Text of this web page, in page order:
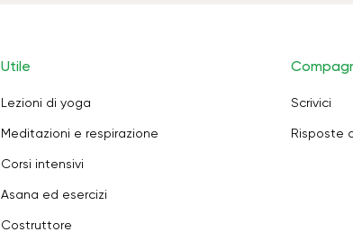
Utile
Lezioni di yoga
Meditazioni e respirazione
Corsi intensivi
Asana ed esercizi
Costruttore
Scrivici
Risposte